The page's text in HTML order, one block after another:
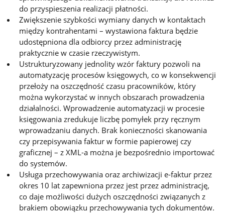
do przyspieszenia realizacji płatności.
Zwiększenie szybkości wymiany danych w kontaktach
między kontrahentami – wystawiona faktura będzie
udostępniona dla odbiorcy przez administrację
praktycznie w czasie rzeczywistym.
Ustrukturyzowany jednolity wzór faktury pozwoli na
automatyzację procesów księgowych, co w konsekwencji
przełoży na oszczędność czasu pracowników, który
można wykorzystać w innych obszarach prowadzenia
działalności. Wprowadzenie automatyzacji w procesie
księgowania zredukuje liczbę pomyłek przy ręcznym
wprowadzaniu danych. Brak konieczności skanowania
czy przepisywania faktur w formie papierowej czy
graficznej – z XML-a można je bezpośrednio importować
do systemów.
Usługa przechowywania oraz archiwizacji e-faktur przez
okres 10 lat zapewniona przez jest przez administrację,
co daje możliwości dużych oszczędności związanych z
brakiem obowiązku przechowywania tych dokumentów.